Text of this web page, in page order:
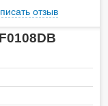
отзыв